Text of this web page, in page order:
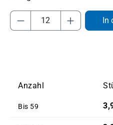
Produkt Anzahl: In
Anzahl
Bis 59